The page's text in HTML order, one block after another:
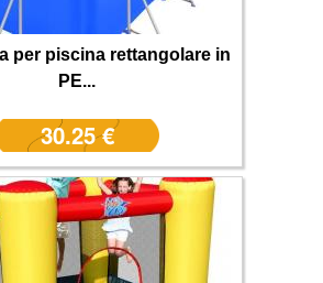
per piscina rettangolare in
PE...
30.25 €